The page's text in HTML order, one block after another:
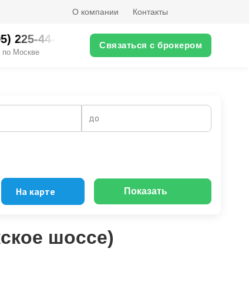
О компании Контакты
225-44-XX
Москве
Связаться с брокером
до
На карте Показать
шоссе)